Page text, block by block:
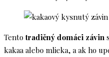
Tento tradičný domáci závin
kakaa alebo mlieka, a ak ho